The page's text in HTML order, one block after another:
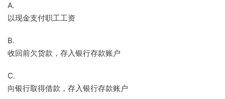
A.
以现金支付职工工资
B.
收回前欠货款，存入银行存款账户
C.
向银行取得借款，存入银行存款账户